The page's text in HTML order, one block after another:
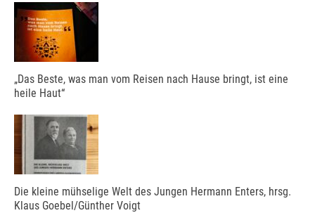
„Das Beste, was man vom Reisen nach Hause bringt, ist eine
heile Haut“
Die kleine mühselige Welt des Jungen Hermann Enters, hrsg.
Klaus Goebel/Günther Voigt